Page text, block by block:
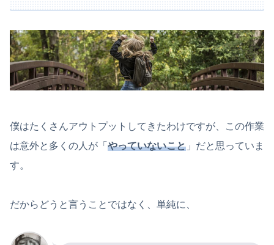
僕はたくさんアウトプットしてきたわけですが、この作業
は意外と多くの人が「 やっていないこと 」だと思っていま
す。
だからどうと言うことではなく、単純に、